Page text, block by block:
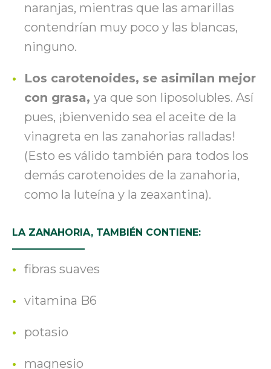
naranjas, mientras que las amarillas
contendrían muy poco y las blancas,
ninguno.
Los carotenoides, se asimilan mejor
con grasa, ya que son liposolubles. Así
pues, ¡bienvenido sea el aceite de la
vinagreta en las zanahorias ralladas!
(Esto es válido también para todos los
demás carotenoides de la zanahoria,
como la luteína y la zeaxantina).
LA ZANAHORIA, TAMBIÉN CONTIENE:
fibras suaves
vitamina B6
potasio
magnesio